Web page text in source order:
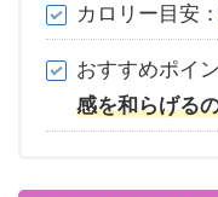
カロリー目安：
おすすめポイ
感を和らげる